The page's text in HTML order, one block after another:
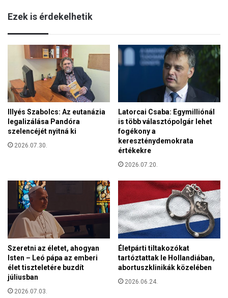
t
,
a
z
t
c
á
l
a
k
,
a
z
é
t
Ezek is érdekelhetik
Illyés Szabolcs: Az eutanázia
legalizálása Pandóra
szelencéjét nyitná ki
2026.07.30.
Latorcai Csaba: Egymilliónál
is több választópolgár lehet
fogékony a
kereszténydemokrata
értékekre
2026.07.20.
Szeretni az életet, ahogyan
Isten – Leó pápa az emberi
élet tiszteletére buzdít
júliusban
2026.07.03.
Életpárti tiltakozókat
tartóztattak le Hollandiában,
abortuszklinikák közelében
2026.06.24.